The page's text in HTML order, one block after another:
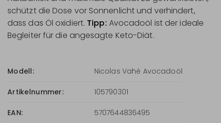
schützt die Dose vor Sonnenlicht und verhindert,
dass das Öl oxidiert. Tipp: Avocadoöl ist der ideale
Begleiter für die angesagte Keto-Diät.
Modell: Nicolas Vahé Avocadoöl
Artikelnummer: 105790301
EAN: 5707644836495